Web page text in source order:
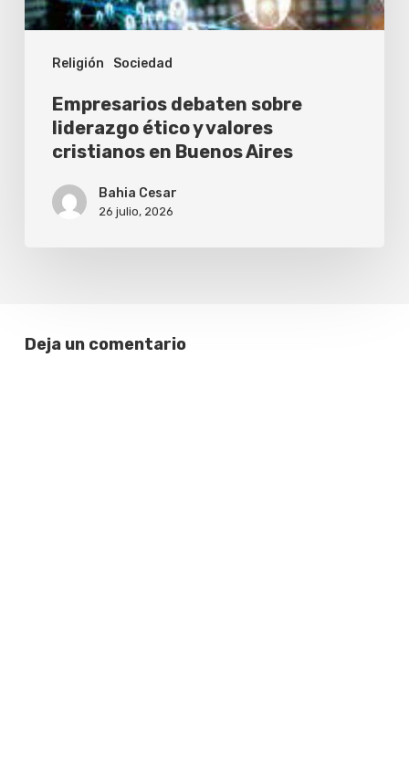
Religión Sociedad
cristianos
en
Buenos
AiresEmpresarios debaten sobre
liderazgo ético y valores
cristianos en Buenos Aires
Bahia Cesar
26 julio, 2026
Deja un comentario